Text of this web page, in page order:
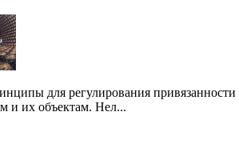
для регулирования
и их объектам. Нел...